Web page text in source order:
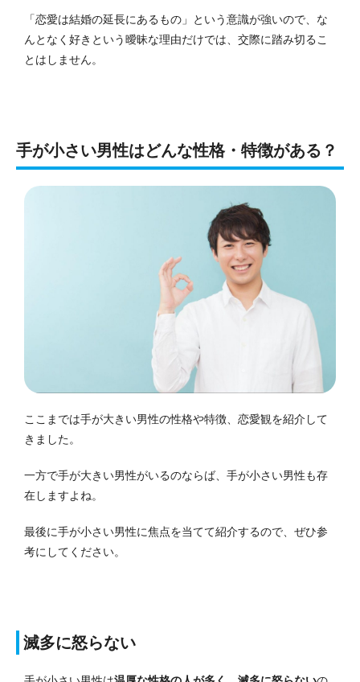
「恋愛は結婚の延長にあるもの」という意識が強いので、な
んとなく好きという曖昧な理由だけでは、交際に踏み切るこ
とはしません。
手が小さい男性はどんな性格・特徴がある？
ここまでは手が大きい男性の性格や特徴、恋愛観を紹介して
きました。
一方で手が大きい男性がいるのならば、手が小さい男性も存
在しますよね。
最後に手が小さい男性に焦点を当てて紹介するので、ぜひ参
考にしてください。
滅多に怒らない